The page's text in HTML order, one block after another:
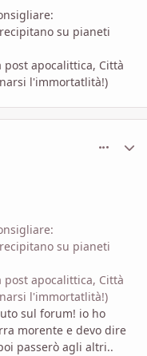
su pianeti
apocalittica, Città
l'immortatlità!)
su pianeti
apocalittica, Città
l'immortatlità!)
sul forum! io ho
morente e devo dire
passerò agli altri..